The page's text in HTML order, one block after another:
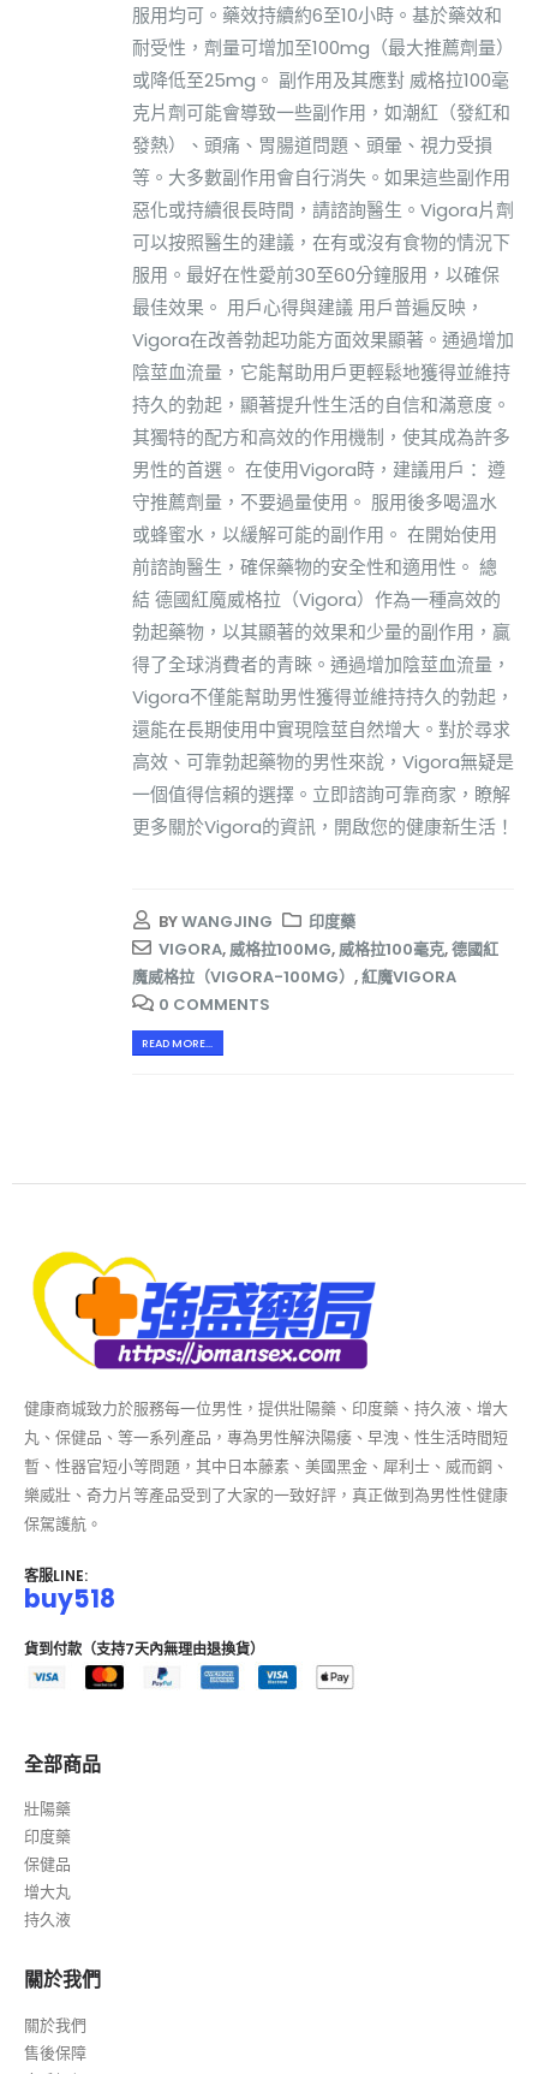
服用均可。藥效持續約6至10小時。基於藥效和
耐受性，劑量可增加至100mg（最大推薦劑量）
或降低至25mg。 副作用及其應對 威格拉100毫
克片劑可能會導致一些副作用，如潮紅（發紅和
發熱）、頭痛、胃腸道問題、頭暈、視力受損
等。大多數副作用會自行消失。如果這些副作用
惡化或持續很長時間，請諮詢醫生。Vigora片劑
可以按照醫生的建議，在有或沒有食物的情況下
服用。最好在性愛前30至60分鐘服用，以確保
最佳效果。 用戶心得與建議 用戶普遍反映，
Vigora在改善勃起功能方面效果顯著。通過增加
陰莖血流量，它能幫助用戶更輕鬆地獲得並維持
持久的勃起，顯著提升性生活的自信和滿意度。
其獨特的配方和高效的作用機制，使其成為許多
男性的首選。 在使用Vigora時，建議用戶： 遵
守推薦劑量，不要過量使用。 服用後多喝溫水
或蜂蜜水，以緩解可能的副作用。 在開始使用
前諮詢醫生，確保藥物的安全性和適用性。 總
結 德國紅魔威格拉（Vigora）作為一種高效的
勃起藥物，以其顯著的效果和少量的副作用，贏
得了全球消費者的青睞。通過增加陰莖血流量，
Vigora不僅能幫助男性獲得並維持持久的勃起，
還能在長期使用中實現陰莖自然增大。對於尋求
高效、可靠勃起藥物的男性來說，Vigora無疑是
一個值得信賴的選擇。立即諮詢可靠商家，瞭解
更多關於Vigora的資訊，開啟您的健康新生活！
BYWANGJING
印度藥
VIGORA,威格拉100MG,威格拉100毫克,德國紅
魔威格拉（VIGORA-100MG） ,紅魔VIGORA
0 COMMENTS
READ MORE...
健康商城致力於服務每一位男性，提供壯陽藥、印度藥、持久液、增大
丸、保健品、等一系列產品，專為男性解決陽痿、早洩、性生活時間短
暫、性器官短小等問題，其中日本藤素、美國黑金、犀利士、威而鋼、
樂威壯、奇力片等產品受到了大家的一致好評，真正做到為男性性健康
保駕護航。
客服LINE:
buy518
貨到付款（支持7天內無理由退換貨）
全部商品
壯陽藥
印度藥
保健品
增大丸
持久液
關於我們
關於我們
售後保障